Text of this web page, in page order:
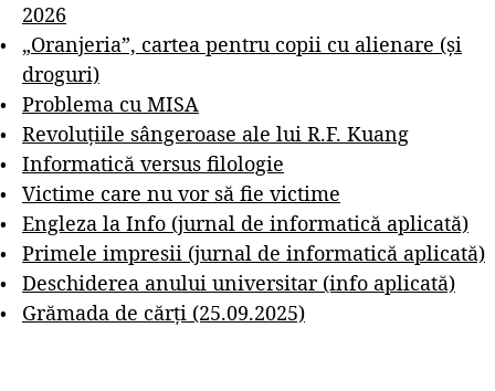
2026
„Oranjeria”, cartea pentru copii cu alienare (și
droguri)
Problema cu MISA
Revoluțiile sângeroase ale lui R.F. Kuang
Informatică versus filologie
Victime care nu vor să fie victime
Engleza la Info (jurnal de informatică aplicată)
Primele impresii (jurnal de informatică aplicată)
Deschiderea anului universitar (info aplicată)
Grămada de cărți (25.09.2025)